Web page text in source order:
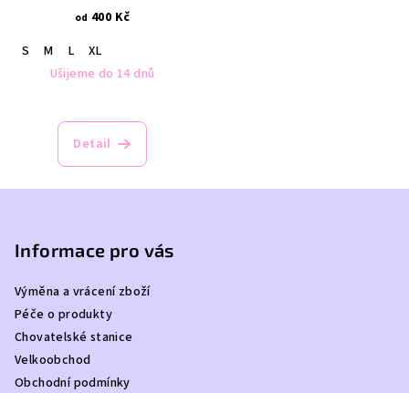
od 400 Kč
S
M L
XL
Ušijeme do 14 dnů
Detail
Informace pro vás
Výměna a vrácení zboží
Péče o produkty
Chovatelské stanice
Velkoobchod
Obchodní podmínky